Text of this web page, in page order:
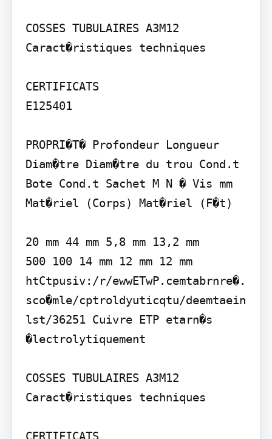
COSSES TUBULAIRES A3M12
Caract�ristiques techniques
CERTIFICATS
E125401
PROPRI�T� Profondeur Longueur
Diam�tre Diam�tre du trou Cond.t
Bote Cond.t Sachet M N � Vis mm
Mat�riel (Corps) Mat�riel (F�t)
20 mm 44 mm 5,8 mm 13,2 mm
500 100 14 mm 12 mm 12 mm
htCtpusiv:/r/ewwETwP.cemtabrnre�.
sco�mle/cptroldyuticqtu/deemtaein
lst/36251 Cuivre ETP etarn�s
�lectrolytiquement
COSSES TUBULAIRES A3M12
Caract�ristiques techniques
CERTIFICATS